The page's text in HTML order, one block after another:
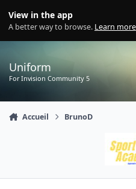
View in the app
A better way to browse. Learn more
Uniform
For Invision Community 5
Accueil BrunoD